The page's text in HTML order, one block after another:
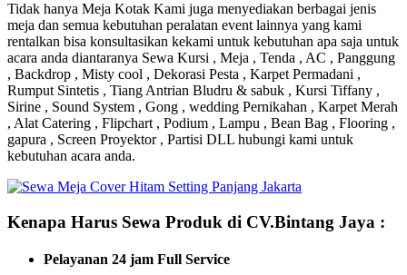
Tidak hanya Meja Kotak Kami juga menyediakan berbagai jenis
meja dan semua kebutuhan peralatan event lainnya yang kami
rentalkan bisa konsultasikan kekami untuk kebutuhan apa saja untuk
acara anda diantaranya Sewa Kursi , Meja , Tenda , AC , Panggung
, Backdrop , Misty cool , Dekorasi Pesta , Karpet Permadani ,
Rumput Sintetis , Tiang Antrian Bludru & sabuk , Kursi Tiffany ,
Sirine , Sound System , Gong , wedding Pernikahan , Karpet Merah
, Alat Catering , Flipchart , Podium , Lampu , Bean Bag , Flooring ,
gapura , Screen Proyektor , Partisi DLL hubungi kami untuk
kebutuhan acara anda.
Kenapa Harus Sewa Produk di CV.Bintang Jaya :
Pelayanan 24 jam Full Service